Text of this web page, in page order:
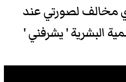
مخالف لصورتي عند
البشرية ' يشرفني '